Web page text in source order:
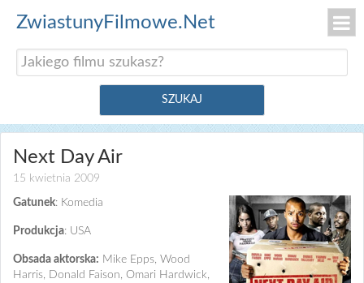
ZwiastunyFilmowe.Net
Next Day Air
15 kwietnia 2009
Gatunek: Komedia
Produkcja: USA
Obsada aktorska: Mike Epps, Wood
Harris, Donald Faison, Omari Hardwick,